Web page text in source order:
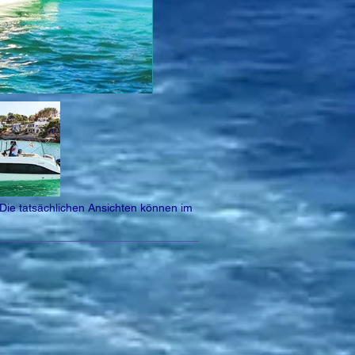
tatsächlichen Ansichten können im